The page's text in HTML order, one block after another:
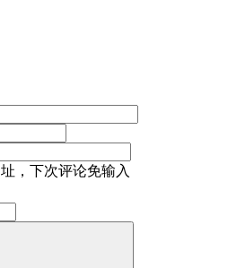
，下次评论免输入